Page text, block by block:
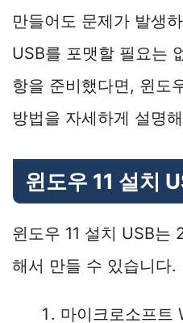
만들어도 문제가 발생
USB를 포맷할 필요는
항을 준비했다면, 윈도
방법을 자세하게 설명
윈도우 11 설치
윈도우 11 설치 USB는
해서 만들 수 있습니다.
마이크로소프트